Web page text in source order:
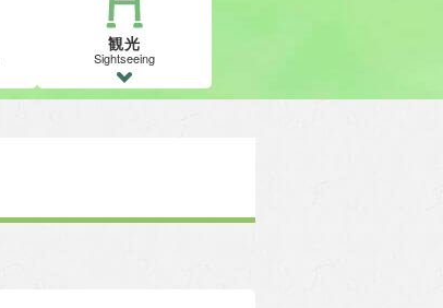
観光
Sightseeing